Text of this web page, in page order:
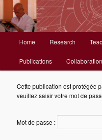
Christophe Roche web site
principal
Aller
au
contenu
Home Research
Publications
Cette publication est protégée
veuillez saisir votre mot de
Mot de passe :